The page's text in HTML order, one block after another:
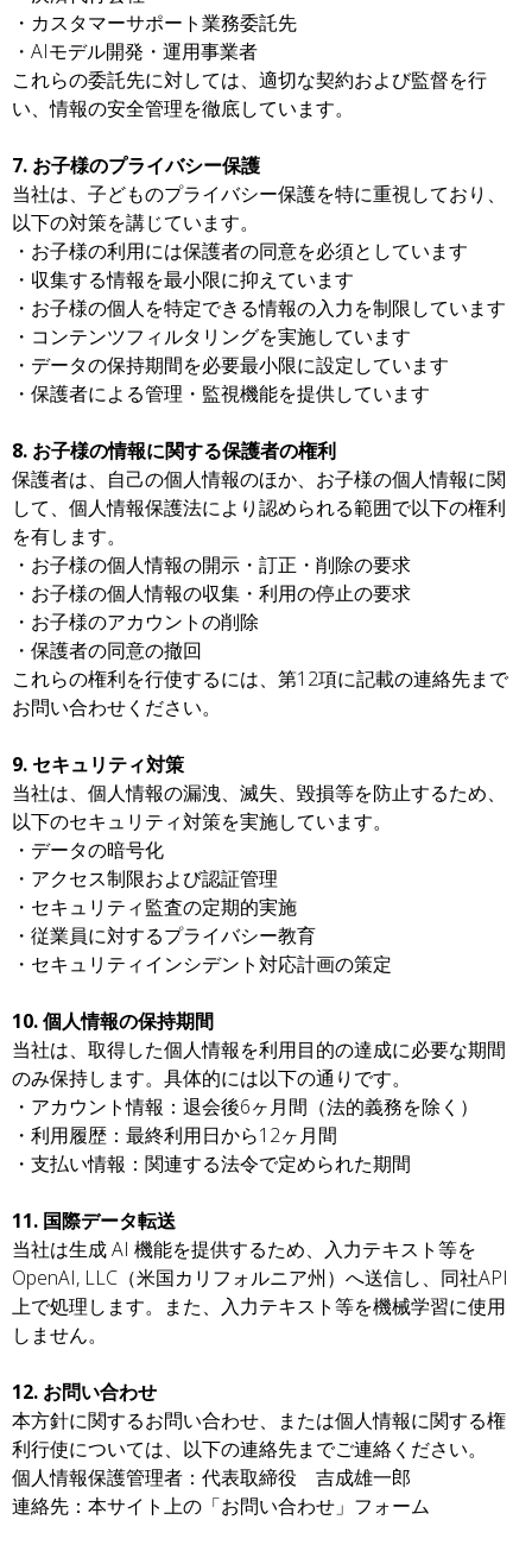
・カスタマーサポート業務委託先
・AIモデル開発・運用事業者
これらの委託先に対しては、適切な契約および監督を行
い、情報の安全管理を徹底しています。
7. お子様のプライバシー保護
当社は、子どものプライバシー保護を特に重視しており、
以下の対策を講じています。
・お子様の利用には保護者の同意を必須としています
・収集する情報を最小限に抑えています
・お子様の個人を特定できる情報の入力を制限しています
・コンテンツフィルタリングを実施しています
・データの保持期間を必要最小限に設定しています
・保護者による管理・監視機能を提供しています
8. お子様の情報に関する保護者の権利
保護者は、自己の個人情報のほか、お子様の個人情報に関
して、個人情報保護法により認められる範囲で以下の権利
を有します。
・お子様の個人情報の開示・訂正・削除の要求
・お子様の個人情報の収集・利用の停止の要求
・お子様のアカウントの削除
・保護者の同意の撤回
これらの権利を行使するには、第12項に記載の連絡先まで
お問い合わせください。
9. セキュリティ対策
当社は、個人情報の漏洩、滅失、毀損等を防止するため、
以下のセキュリティ対策を実施しています。
・データの暗号化
・アクセス制限および認証管理
・セキュリティ監査の定期的実施
・従業員に対するプライバシー教育
・セキュリティインシデント対応計画の策定
10. 個人情報の保持期間
当社は、取得した個人情報を利用目的の達成に必要な期間
のみ保持します。具体的には以下の通りです。
・アカウント情報：退会後6ヶ月間（法的義務を除く）
・利用履歴：最終利用日から12ヶ月間
・支払い情報：関連する法令で定められた期間
11. 国際データ転送
当社は生成 AI 機能を提供するため、入力テキスト等を
OpenAI, LLC（米国カリフォルニア州）へ送信し、同社API
上で処理します。また、入力テキスト等を機械学習に使用
しません。
12. お問い合わせ
本方針に関するお問い合わせ、または個人情報に関する権
利行使については、以下の連絡先までご連絡ください。
個人情報保護管理者：代表取締役 吉成雄一郎
連絡先：本サイト上の「お問い合わせ」フォーム